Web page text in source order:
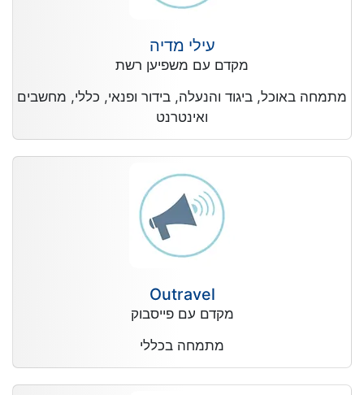
עילי מדיה
מקדם עם משפיען רשת
מתמחה באוכל, ביגוד והנעלה, בידור ופנאי, כללי, מחשבים
ואינטרנט
Outravel
מקדם עם פייסבוק
מתמחה בכללי